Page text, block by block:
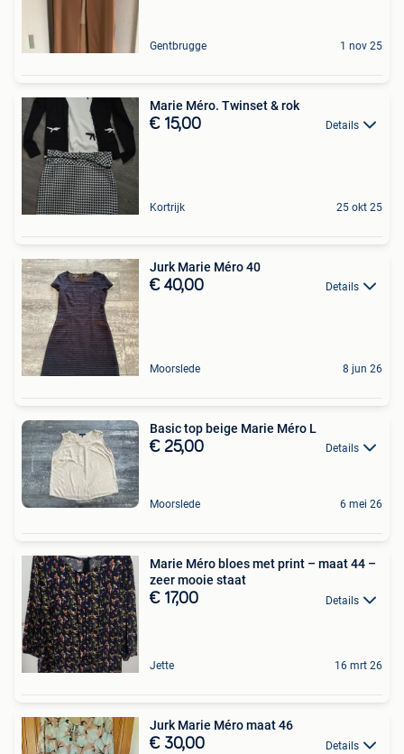
Gentbrugge 1 nov 25
Marie Méro. Twinset & rok
€ 15,00 Details
Kortrijk 25 okt 25
Jurk Marie Méro 40
€ 40,00 Details
Moorslede 8 jun 26
Basic top beige Marie Méro L
€ 25,00 Details
Moorslede 6 mei 26
Marie Méro bloes met print – maat 44 –
zeer mooie staat
€ 17,00 Details
Jette 16 mrt 26
Jurk Marie Méro maat 46
€ 30,00 Details